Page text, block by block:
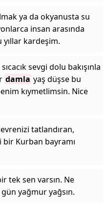
ya da okyanusta su
insan arasında
kardeşim.
sevgi dolu bakışınla
damla yaş düşse bu
kıymetlimsin. Nice
tatlandıran,
Kurban bayramı
tek sen varsın. Ne
yağmur yağsın.